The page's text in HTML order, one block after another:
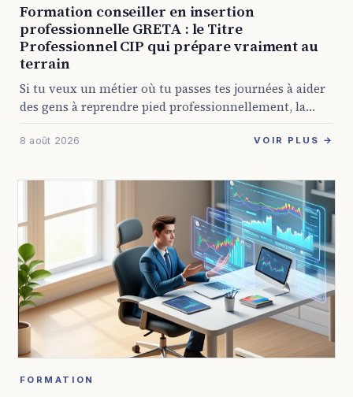
Formation conseiller en insertion
professionnelle GRETA : le Titre
Professionnel CIP qui prépare vraiment au
terrain
Si tu veux un métier où tu passes tes journées à aider
des gens à reprendre pied professionnellement, la
formation conseiller en insertion professionnelle
GRETA est une piste sérieuse. Elle ...
8 août 2026 VOIR PLUS →
FORMATION